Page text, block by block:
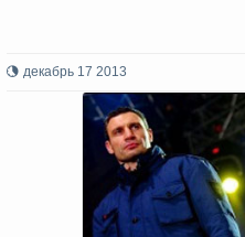
декабрь 17 2013